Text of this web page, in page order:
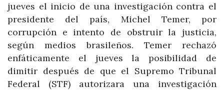
jueves el inicio de una investigación contra el
presidente del país, Michel Temer, por
corrupción e intento de obstruir la justicia,
según medios brasileños. Temer rechazó
enfáticamente el jueves la posibilidad de
dimitir después de que el Supremo Tribunal
Federal (STF) autorizara una investigación